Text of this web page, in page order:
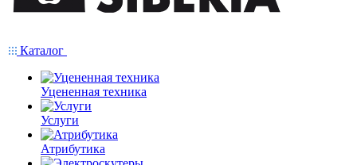
Каталог
Уцененная техника
Услуги
Атрибутика